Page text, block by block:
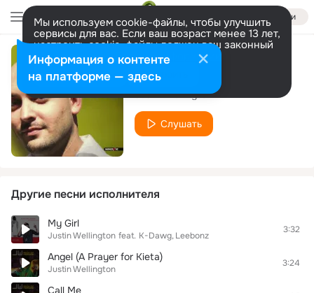
Войти
Мы используем cookie-файлы, чтобы улучшить
сервисы для вас. Если ваш возраст менее 13 лет,
настроить cookie-файлы должен ваш законный
представитель. Больше информации
Разрешить все Настроить
One Night with You
Justin Wellington
Слушать
Другие песни исполнителя
My Girl
Justin Wellington feat. K-Dawg Leebonz
3:32
Angel (A Prayer for Kieta)
Justin Wellington
3:24
Call Me
Информация о контенте
на платформе — здесь